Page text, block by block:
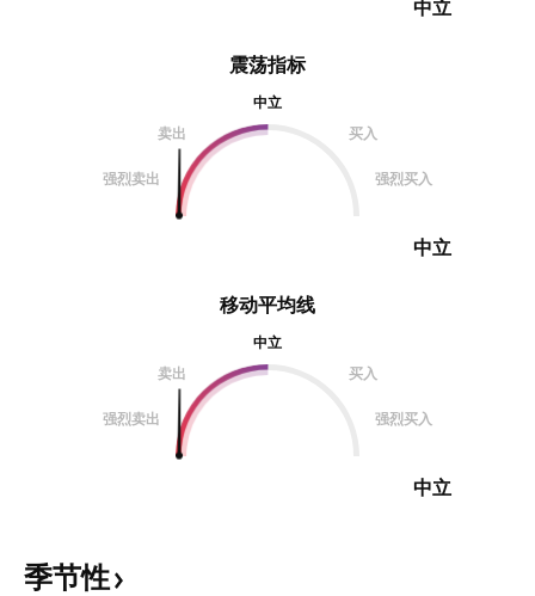
震荡指标
中立
卖出
买入
强烈卖出 强烈买入
中立
中立
移动平均线
中立
卖出
买入
强烈卖出 强烈买入
中立
季节性